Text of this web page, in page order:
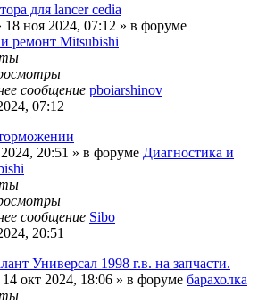
для lancer cedia
18 ноя 2024, 07:12 » в форуме
ремонт Mitsubishi
сообщение pboiarshinov
07:12
20:51 » в форуме Диагностика и
сообщение Sibo
20:51
Универсал 1998 г.в. на запчасти.
14 окт 2024, 18:06 » в форуме барахолка